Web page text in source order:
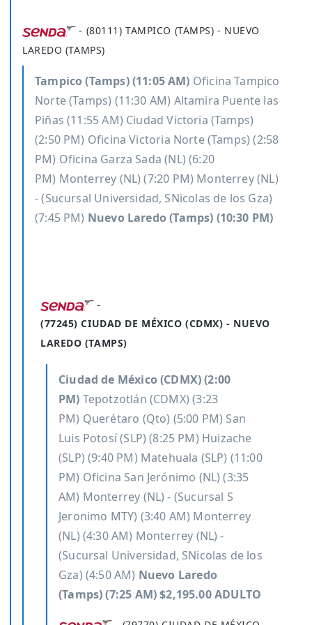
- (80111) TAMPICO (TAMPS) - NUEVO
LAREDO (TAMPS)
Tampico (Tamps) (11:05 AM) Oficina Tampico
Norte (Tamps) (11:30 AM) Altamira Puente las
Piñas (11:55 AM) Ciudad Victoria (Tamps)
(2:50 PM) Oficina Victoria Norte (Tamps) (2:58
PM) Oficina Garza Sada (NL) (6:20
PM) Monterrey (NL) (7:20 PM) Monterrey (NL)
- (Sucursal Universidad, SNicolas de los Gza)
(7:45 PM) Nuevo Laredo (Tamps) (10:30 PM)
-
(77245) CIUDAD DE MÉXICO (CDMX) - NUEVO
LAREDO (TAMPS)
Ciudad de México (CDMX) (2:00
PM) Tepotzotlán (CDMX) (3:23
PM) Querétaro (Qto) (5:00 PM) San
Luis Potosí (SLP) (8:25 PM) Huizache
(SLP) (9:40 PM) Matehuala (SLP) (11:00
PM) Oficina San Jerónimo (NL) (3:35
AM) Monterrey (NL) - (Sucursal S
Jeronimo MTY) (3:40 AM) Monterrey
(NL) (4:30 AM) Monterrey (NL) -
(Sucursal Universidad, SNicolas de los
Gza) (4:50 AM) Nuevo Laredo
(Tamps) (7:25 AM) $2,195.00 ADULTO